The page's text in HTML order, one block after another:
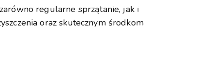
regularne sprzątanie, jak i
oraz skutecznym środkom